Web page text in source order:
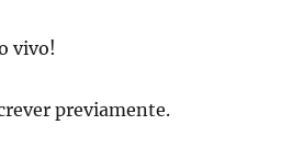
vivo!
previamente.